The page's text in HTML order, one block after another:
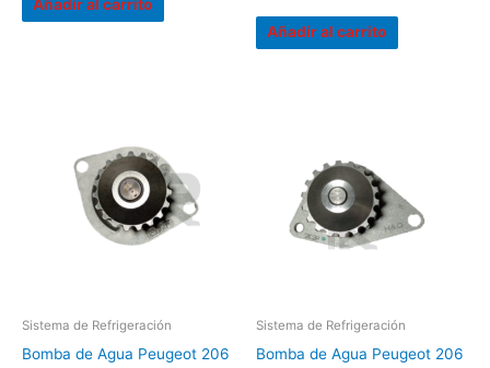
Añadir al carrito
Añadir al carrito
Sistema de Refrigeración
Bomba de Agua Peugeot 206
Sistema de Refrigeración
Bomba de Agua Peugeot 206